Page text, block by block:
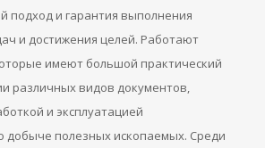
подход и гарантия выполнения
и достижения целей. Работают
имеют большой практический
различных видов документов,
и эксплуатацией
добыче полезных ископаемых. Среди